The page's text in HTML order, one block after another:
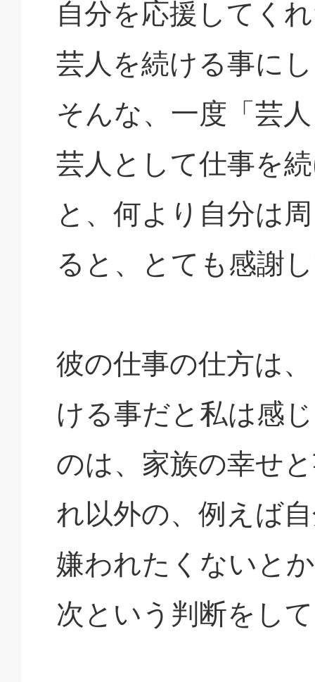
自分を応援してく
芸人を続ける事に
そんな、一度「芸
芸人として仕事を
と、何より自分は
ると、とても感謝
彼の仕事の仕方は
ける事だと私は感
のは、家族の幸せ
れ以外の、例えば
嫌われたくないと
次という判断をし